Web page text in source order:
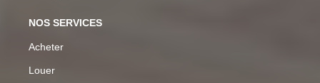
NOS SERVICES
Acheter
Louer